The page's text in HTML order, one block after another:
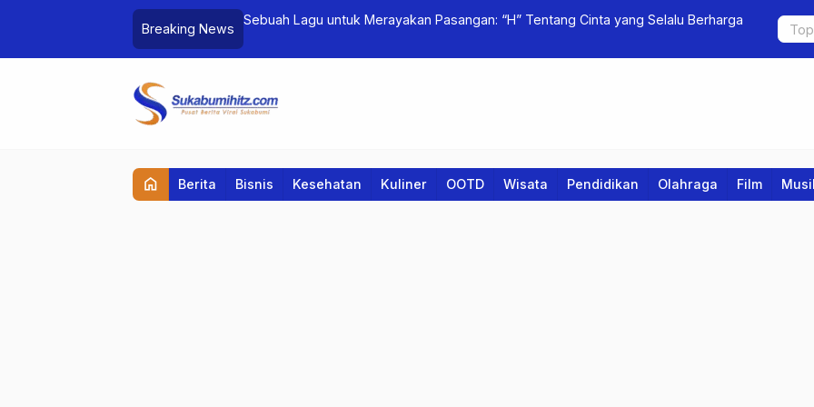
Breaking News
Sebuah Lagu untuk Merayakan Pasangan: “H” Tentang Cinta yang Selalu Berharga
home Berita Bisnis Kesehatan Kuliner OOTD Wisata Pendidikan Olahraga Film